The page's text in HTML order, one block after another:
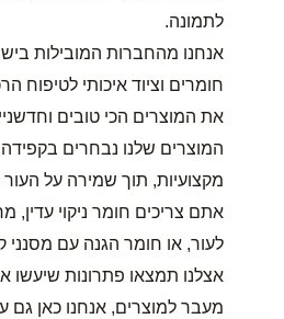
לתמונה.
אנחנו מהחברות המובילות
חומרים וציוד איכותי לטיפוח
את המוצרים הכי טובים
המוצרים שלנו נבחרים
מקצועיות, תוך שמירה על
אתם צריכים חומר ניקוי עדין,
לעור, או חומר הגנה עם מסנני
אצלנו תמצאו פתרונות שיעשו
מעבר למוצרים, אנחנו כאן גם